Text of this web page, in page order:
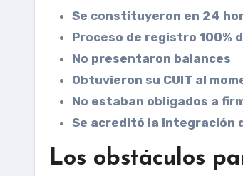
Se constituyeron en 24
Proceso de registro 100%
No presentaron balances
Obtuvieron su CUIT al
No estaban obligados a
Se acreditó la integración
Los obstáculos